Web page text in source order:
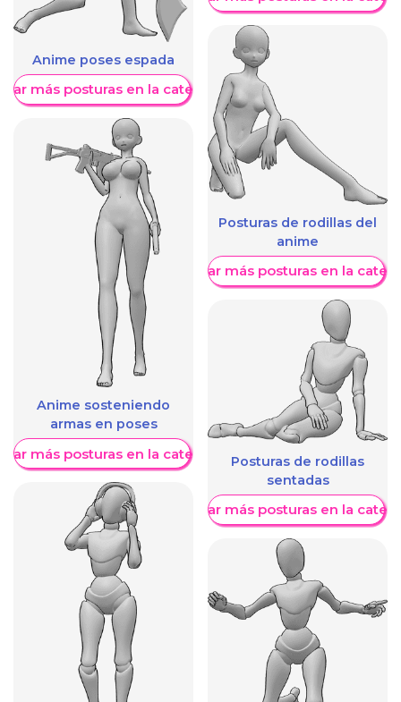
Anime poses espada
más posturas en la categoría
Anime sosteniendo
armas en poses
más posturas en la categoría
Posturas de rodillas del
anime
Mostrar más posturas en la
Posturas de rodillas
sentadas
Mostrar más posturas en la